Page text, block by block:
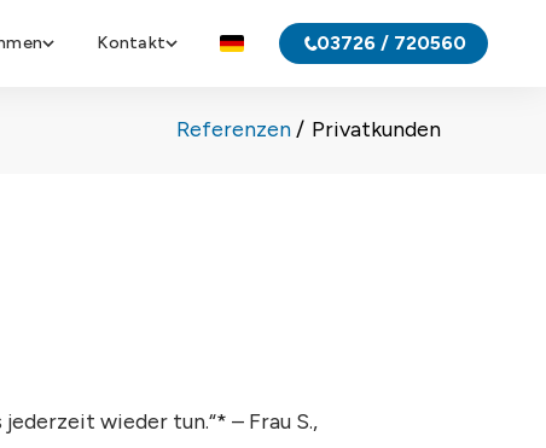
Kontakt 03726 / 720560
Referenzen Privatkunden
jederzeit wieder tun.“* – Frau S.,